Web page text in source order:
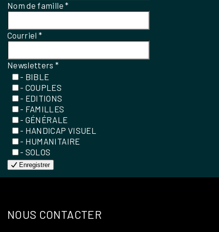
Nom de famille*
Courriel*
Newsletters*
- BIBLE
- COUPLES
- EDITIONS
- FAMILLES
- GÉNÉRALE
- HANDICAP VISUEL
- HUMANITAIRE
- SOLOS
Enregistrer
NOUS CONTACTER